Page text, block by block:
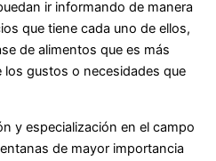
ir informando de manera
que tiene cada uno de ellos,
de alimentos que es más
gustos o necesidades que
y especialización en el campo
de mayor importancia